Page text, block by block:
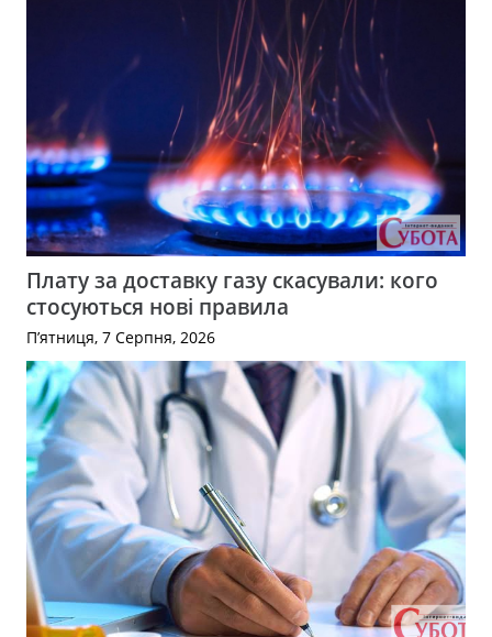
Плату за доставку газу скасували: кого
стосуються нові правила
П’ятниця, 7 Серпня, 2026